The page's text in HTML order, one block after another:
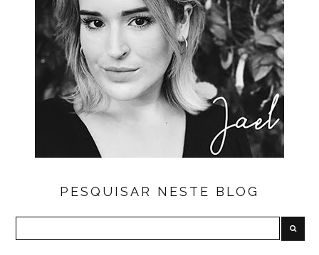
PESQUISAR NESTE BLOG